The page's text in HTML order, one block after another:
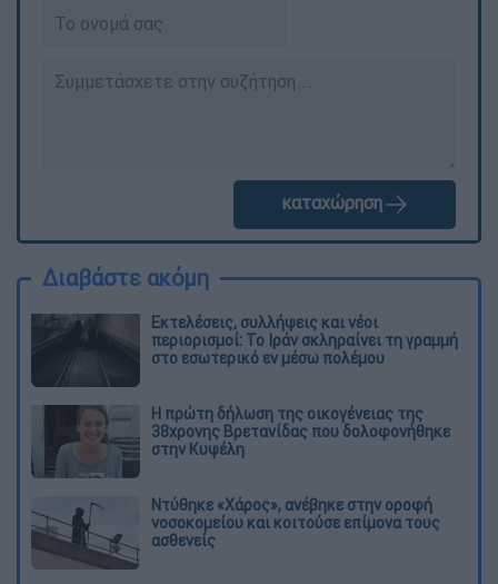
καταχώρηση
Διαβάστε ακόμη
Εκτελέσεις, συλλήψεις και νέοι
περιορισμοί: Το Ιράν σκληραίνει τη γραμμή
στο εσωτερικό εν μέσω πολέμου
Η πρώτη δήλωση της οικογένειας της
38χρονης Βρετανίδας που δολοφονήθηκε
στην Κυψέλη
Ντύθηκε «Χάρος», ανέβηκε στην οροφή
νοσοκομείου και κοιτούσε επίμονα τους
ασθενείς